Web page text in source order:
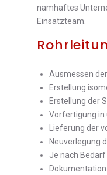
namhaftes
Einsatzteam.
Ausmessen
Erstellung
Erstellung der
Vorfertigung in
Lieferung der
Neuverlegung
Je nach